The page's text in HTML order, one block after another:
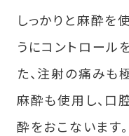
しっかりと麻酔を
うにコントロール
た、注射の痛みも
麻酔も使用し、口
酔をおこないます。